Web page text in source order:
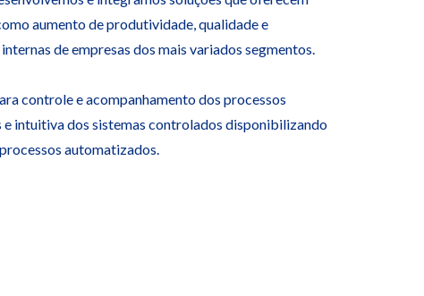
aumento de produtividade, qualidade e
de empresas dos mais variados segmentos.
controle e acompanhamento dos processos
intuitiva dos sistemas controlados disponibilizando
automatizados.